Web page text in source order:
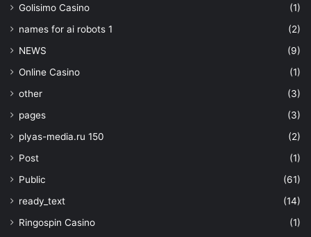
Golisimo Casino
(1)
names for ai robots 1
(2)
NEWS
(9)
Online Casino
(1)
other
(3)
pages
(3)
plyas-media.ru 150
(2)
Post
(1)
Public
(61)
ready_text
(14)
Ringospin Casino
(1)